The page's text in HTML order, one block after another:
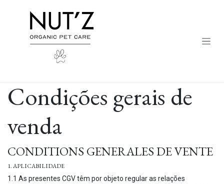
Condições gerais de
venda
CONDITIONS GENERALES DE VENTE
1. APLICABILIDADE
1.1 As presentes CGV têm por objeto regular as relações